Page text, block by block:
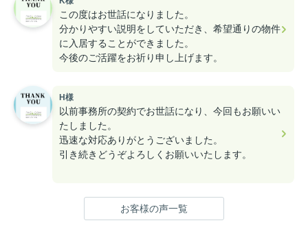
この度はお世話になりました。
分かりやすい説明をしていただき、希望通りの物件
に入居することができました。
今後のご活躍をお祈り申し上げます。
H様
以前事務所の契約でお世話になり、今回もお願いい
たしました。
迅速な対応ありがとうございました。
引き続きどうぞよろしくお願いいたします。
お客様の声一覧